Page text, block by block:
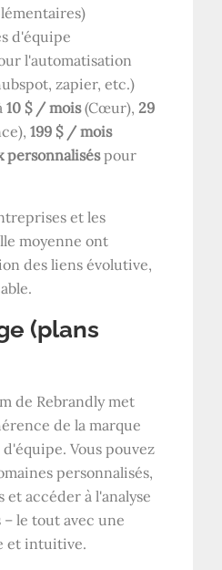
d'équipe
l'automatisation
zapier, etc.)
10 $ / mois(Cœur),29
199 $ / mois
personnaliséspour
et les
moyenne ont
des liens évolutive,
(plans
de Rebrandly met
de la marque
Vous pouvez
personnalisés,
accéder à l'analyse
le tout avec une
et intuitive.